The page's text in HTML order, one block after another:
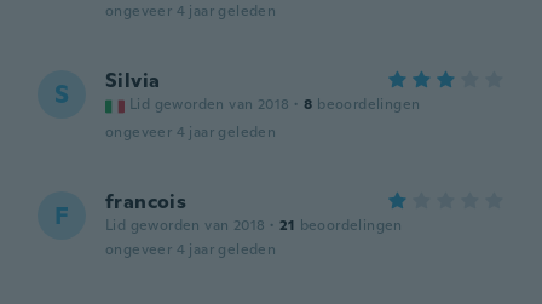
ongeveer 4 jaar geleden
S Silvia
Lid geworden van 2018 · 8 beoordelingen
ongeveer 4 jaar geleden
F francois
Lid geworden van 2018 · 21 beoordelingen
ongeveer 4 jaar geleden